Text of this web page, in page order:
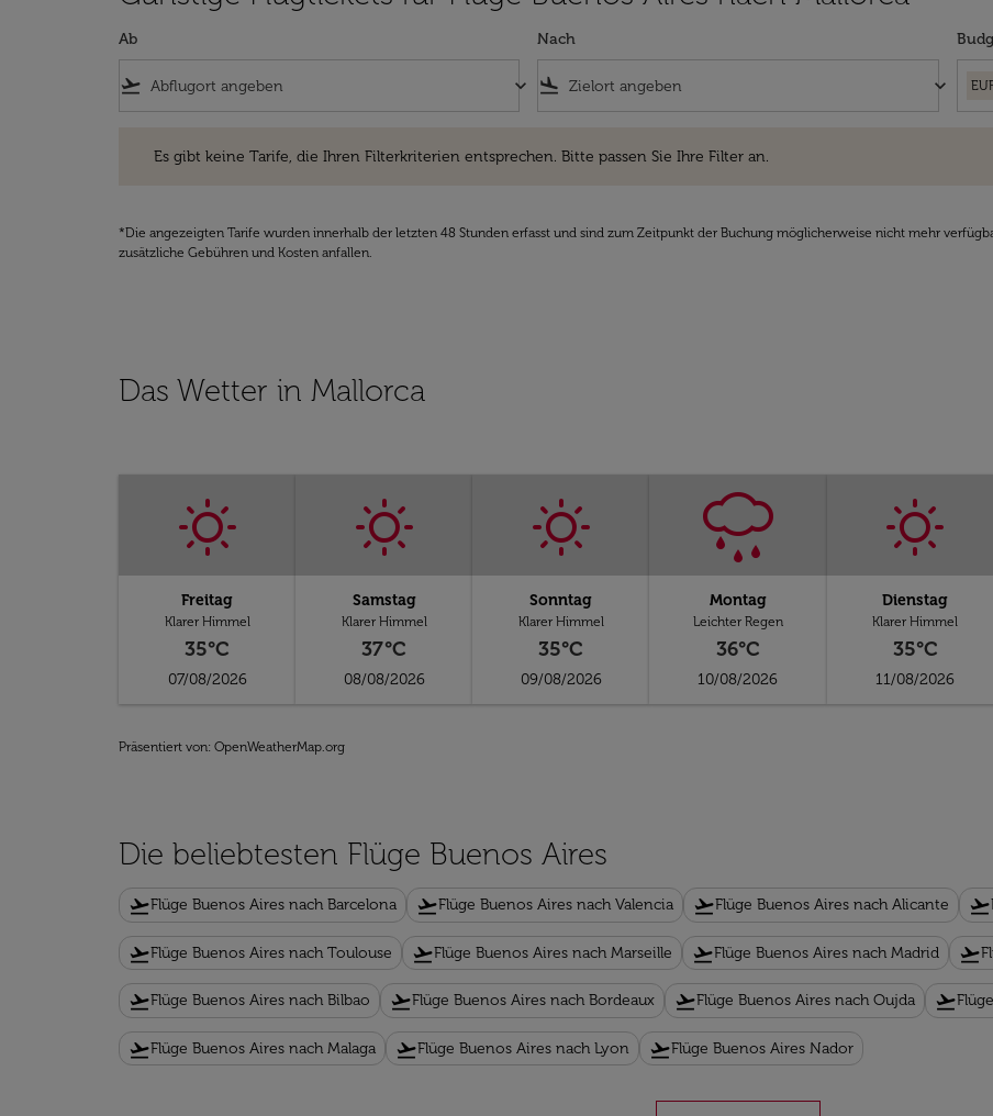
Ab
flight_takeoff keyboard_arrow_down
Nach
flight_land keyboard_arrow_down
Es gibt keine Tarife, die Ihren Filterkriterien entsprechen. Bitte passen Sie Ihre Filter an.
*Die angezeigten Tarife wurden innerhalb der letzten 48 Stunden erfasst und sind zum Zeitpunkt der Buchung möglicherweise nicht mehr
zusätzliche Gebühren und Kosten anfallen.
Das Wetter in Mallorca
Freitag
Klarer Himmel
35°C
07/08/2026
Samstag
Klarer Himmel
37°C
08/08/2026
Sonntag
Klarer Himmel
35°C
09/08/2026
Montag
Leichter Regen
36°C
10/08/2026
Dienstag
Klarer Himmel
35°C
11/08/2026
Präsentiert von: OpenWeatherMap.org
Die beliebtesten Flüge Buenos Aires
flight_takeoffFlüge Buenos Aires nach Barcelona flight_takeoffFlüge Buenos Aires nach Valencia flight_takeoffFlüge Buenos Aires nach Alicante flight_takeoff
flight_takeoffFlüge Buenos Aires nach Toulouse flight_takeoffFlüge Buenos Aires nach Marseille flight_takeoffFlüge Buenos Aires nach Madrid flight_takeoff
flight_takeoffFlüge Buenos Aires nach Bilbao flight_takeoffFlüge Buenos Aires nach Bordeaux flight_takeoffFlüge Buenos Aires nach Oujda flight_takeoff
flight_takeoffFlüge Buenos Aires nach Malaga flight_takeoffFlüge Buenos Aires nach Lyon flight_takeoffFlüge Buenos Aires Nador